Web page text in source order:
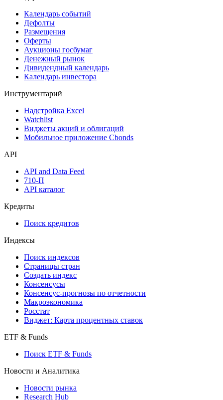
Дивидендный календарь
Календарь
Календарь событий
Дефолты
Размещения
Оферты
Денежный рынок
Календарь инвестора
Инструментарий
Мобильное приложение Cbonds
API
API and Data Feed
API каталог
Кредиты
Поиск кредитов
Индексы
Поиск индексов
Страницы стран
Создать индекс
Консенсусы
Макроэкономика
Виджет: Карта процентных ставок
ETF & Funds
Поиск ETF & Funds